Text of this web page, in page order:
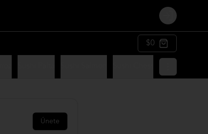
Login
$0
Únete